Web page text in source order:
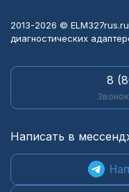
2013-2026 ©
диагностических
8
Написать в